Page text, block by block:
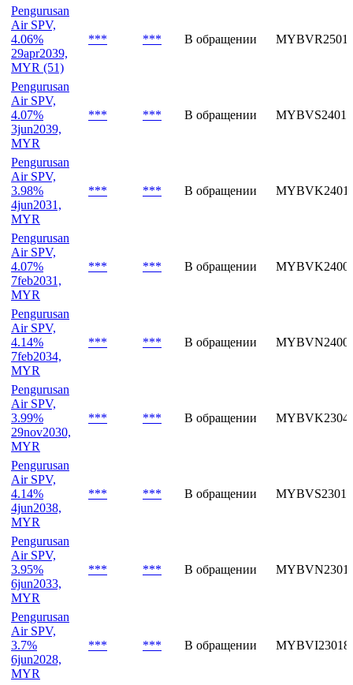
Pengurusan
Air SPV,
4.06%
29apr2039,
MYR (51)
*** *** В обращении
Pengurusan
Air SPV,
4.07%
3jun2039,
MYR
*** *** В обращении
Pengurusan
Air SPV,
3.98%
4jun2031,
MYR
*** *** В обращении
Pengurusan
Air SPV,
4.07%
7feb2031,
MYR
*** *** В обращении
Pengurusan
Air SPV,
4.14%
7feb2034,
MYR
*** *** В обращении
Pengurusan
Air SPV,
3.99%
29nov2030,
MYR
*** *** В обращении
Pengurusan
Air SPV,
4.14%
4jun2038,
MYR
*** *** В обращении
Pengurusan
Air SPV,
3.95%
6jun2033,
MYR
*** *** В обращении
Pengurusan
Air SPV,
3.7%
6jun2028,
MYR
*** *** В обращении